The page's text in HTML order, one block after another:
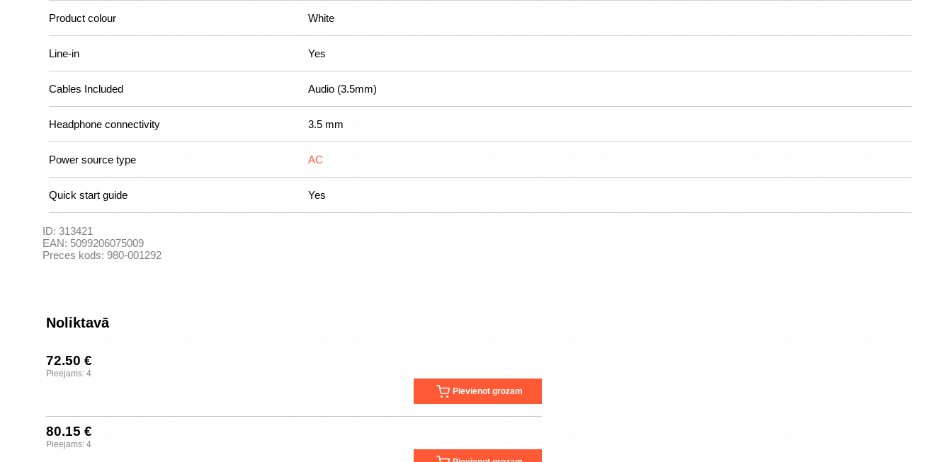
Product colour White
Line-in Yes
Cables Included Audio (3.5mm)
Headphone connectivity 3.5 mm
Power source type AC
Quick start guide Yes
ID: 313421
EAN: 5099206075009
Preces kods: 980-001292
Noliktavā
72.50 €
Pieejams: 4
Pievienot grozam
80.15 €
Pieejams: 4